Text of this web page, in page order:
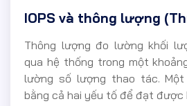
IOPS và thông lượng
Thông lượng đo lường khối
qua hệ thống trong một
lường số lượng thao tác.
bằng cả hai yếu tố để đạt